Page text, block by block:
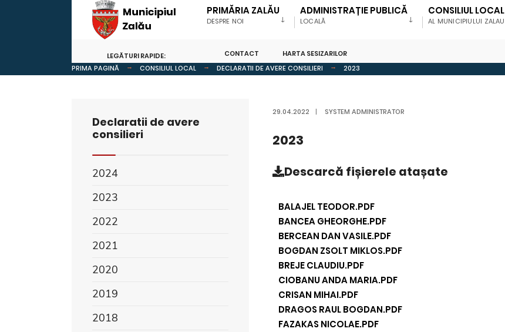
PRIMĂRIA ZALĂU
DESPRE NOI
ADMINISTRAȚIE PUBLICĂ
LOCALĂ
CONSILIUL LOCAL
AL MUNICIPIULUI ZALAU
LEGĂTURI RAPIDE: CONTACT
HARTA SESIZARILOR
PRIMA PAGINĂ
CONSILIUL LOCAL DECLARATII DE AVERE CONSILIERI 2023
29.04.2022 | SYSTEM ADMINISTRATOR
2023
Descarcă fișierele atașate
BALAJEL TEODOR.PDF
BANCEA GHEORGHE.PDF
BERCEAN DAN VASILE.PDF
BOGDAN ZSOLT MIKLOS.PDF
BREJE CLAUDIU.PDF
CIOBANU ANDA MARIA.PDF
CRISAN MIHAI.PDF
DRAGOS RAUL BOGDAN.PDF
FAZAKAS NICOLAE.PDF
Declaratii de avere
consilieri
2024
2023
2022
2021
2020
2019
2018